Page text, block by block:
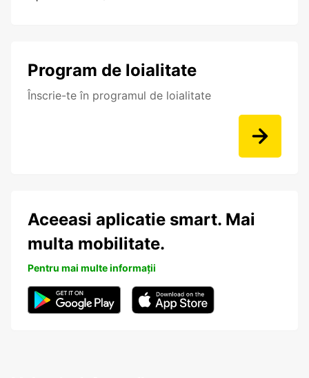
Program de loialitate
Înscrie-te în programul de loialitate
Aceeasi aplicatie smart. Mai
multa mobilitate.
Pentru mai multe informații